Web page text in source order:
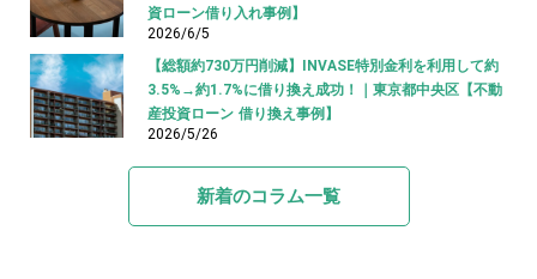
資ローン借り入れ事例】
2026/6/5
【総額約730万円削減】INVASE特別金利を利用して約
3.5%→約1.7%に借り換え成功！｜東京都中央区【不動
産投資ローン 借り換え事例】
2026/5/26
新着のコラム一覧